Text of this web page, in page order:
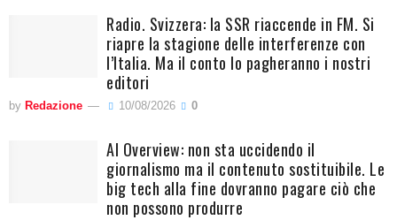
Radio. Svizzera: la SSR riaccende in FM. Si
riapre la stagione delle interferenze con
l’Italia. Ma il conto lo pagheranno i nostri
editori
by Redazione 10/08/2026 0
AI Overview: non sta uccidendo il
giornalismo ma il contenuto sostituibile. Le
big tech alla fine dovranno pagare ciò che
non possono produrre